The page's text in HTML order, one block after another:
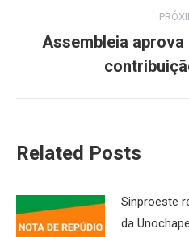
Assembleia
Related Posts
Sinproeste
da